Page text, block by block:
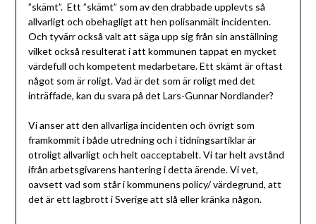
”skämt”. Ett ”skämt” som av den drabbade upplevts så
allvarligt och obehagligt att hen polisanmält incidenten.
Och tyvärr också valt att säga upp sig från sin anställning
vilket också resulterat i att kommunen tappat en mycket
värdefull och kompetent medarbetare. Ett skämt är oftast
något som är roligt. Vad är det som är roligt med det
inträffade, kan du svara på det Lars-Gunnar Nordlander?
Vi anser att den allvarliga incidenten och övrigt som
framkommit i både utredning och i tidningsartiklar är
otroligt allvarligt och helt oacceptabelt. Vi tar helt avstånd
ifrån arbetsgivarens hantering i detta ärende. Vi vet,
oavsett vad som står i kommunens policy/ värdegrund, att
det är ett lagbrott i Sverige att slå eller kränka någon.